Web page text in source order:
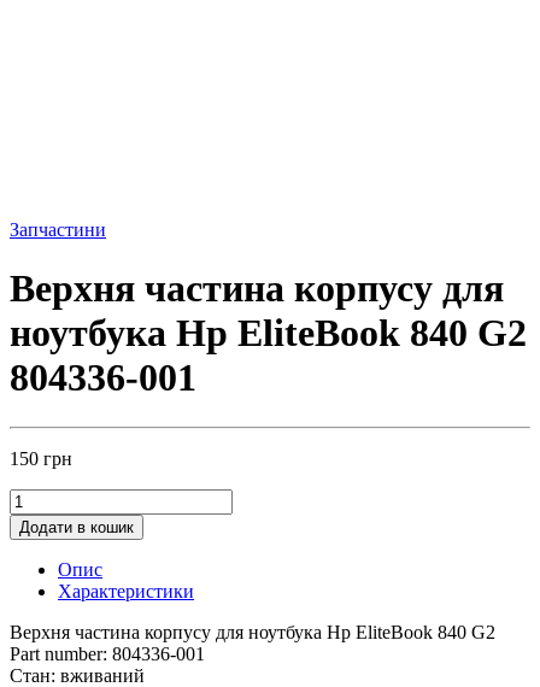
Запчастини
Верхня частина корпусу для
ноутбука Hp EliteBook 840 G2
804336-001
150 грн
Додати в кошик
Опис
Характеристики
Верхня частина корпусу для ноутбука Hp EliteBook 840 G2
Part number: 804336-001
Стан: вживаний